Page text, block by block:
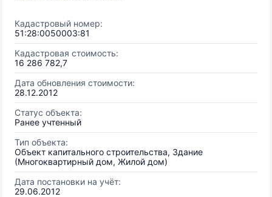
Кадастровый номер:
51:28:0050003:81
Кадастровая стоимость:
16 286 782,7
Дата обновления стоимости:
28.12.2012
Статус объекта:
Ранее учтенный
Тип объекта:
Объект капитального строительства, Здание
(Многоквартирный дом, Жилой дом)
Дата постановки на учёт:
29.06.2012